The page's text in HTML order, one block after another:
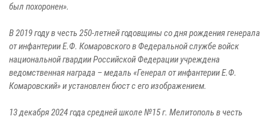
был похоронен».
В 2019 году в честь 250-летней годовщины со дня рождения генерала
от инфантерии Е.Ф. Комаровского в Федеральной службе войск
национальной гвардии Российской Федерации учреждена
ведомственная награда – медаль «Генерал от инфантерии Е.Ф.
Комаровский» и установлен бюст с его изображением.
13 декабря 2024 года средней школе №15 г. Мелитополь в честь